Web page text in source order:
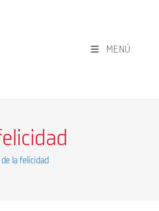
MENÚ
de la felicidad